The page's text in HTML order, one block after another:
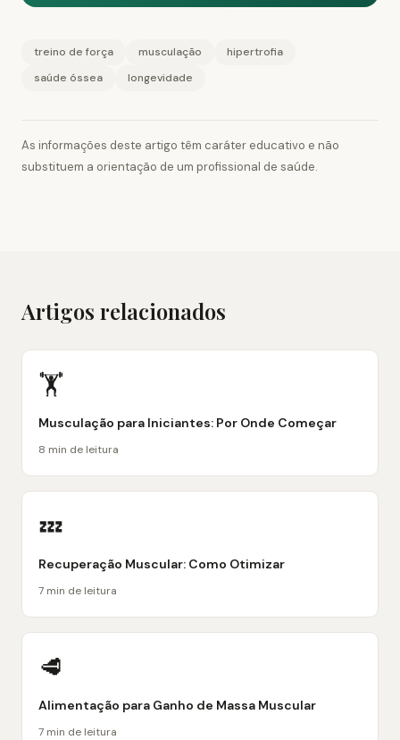
treino de força musculação
hipertrofia
saúde óssea
longevidade
As informações deste artigo têm caráter educativo e não
substituem a orientação de um profissional de saúde.
Artigos relacionados
🏋️
Musculação para Iniciantes: Por Onde Começar
8 min de leitura
💤
Recuperação Muscular: Como Otimizar
7 min de leitura
🥩
Alimentação para Ganho de Massa Muscular
7 min de leitura